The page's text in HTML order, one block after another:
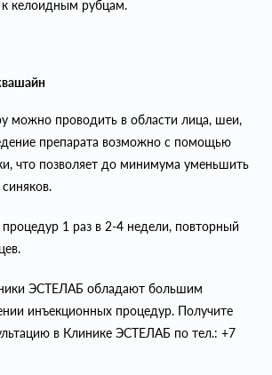
к келоидным рубцам.
можно проводить в области лица, шеи,
препарата возможно с помощью
что позволяет до минимума уменьшить
процедур 1 раз в 2-4 недели, повторный
ЭСТЕЛАБ обладают большим
инъекционных процедур. Получите
в Клинике ЭСТЕЛАБ по тел.: +7